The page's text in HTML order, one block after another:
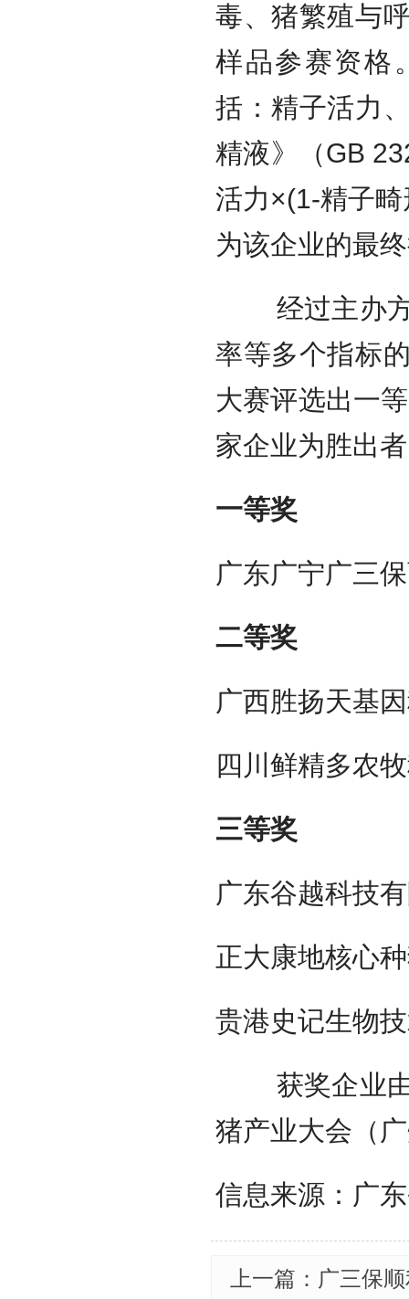
毒、猪繁殖与
样品参赛资格
括：精子活力
精液》（GB
活力×(1-精子
为该企业的最
经过主办
率等多个指标
大赛评选出一
家企业为胜出
一等奖
广东广宁广三
二等奖
广西胜扬天基
四川鲜精多农
三等奖
广东谷越科技
正大康地核心
贵港史记生物
获奖企业由
猪产业大会（
信息来源：广
上一篇：广三保